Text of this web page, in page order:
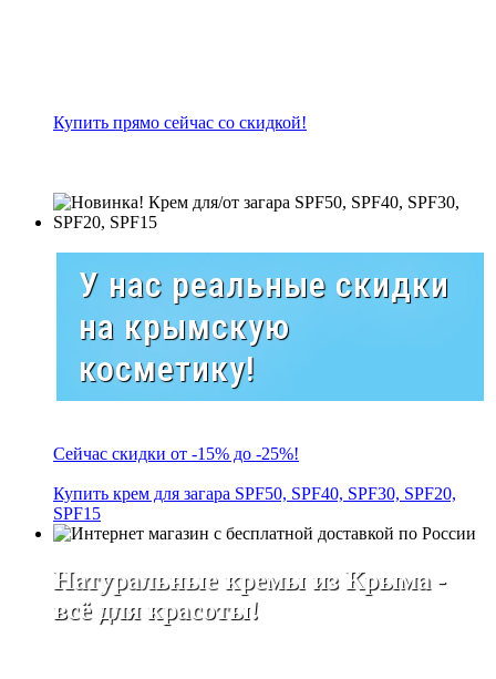
Купить прямо сейчас со скидкой!
У нас реальные скидки
на крымскую
косметику!
Сейчас скидки от -15% до -25%!
Купить крем для загара SPF50, SPF40, SPF30, SPF20,
SPF15
Натуральные кремы из Крыма -
всё для красоты!